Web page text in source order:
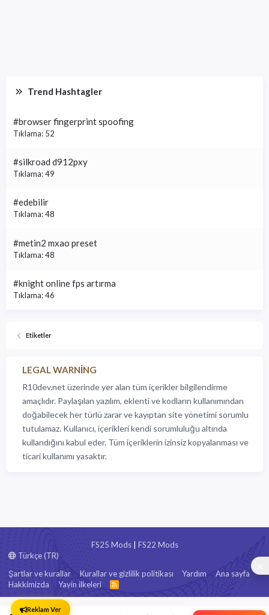
Trend Hashtagler
#browser fingerprint spoofing
Tıklama: 52
#silkroad d912pxy
Tıklama: 49
#edebilir
Tıklama: 48
#metin2 mxao preset
Tıklama: 48
#knight online fps artırma
Tıklama: 46
Etiketler
LEGAL WARNING
R10dev.net üzerinde yer alan tüm içerikler bilgilendirme
amaçlıdır. Paylaşılan yazılım, eklenti ve kodların kullanımından
doğabilecek her türlü zarar ve kayıptan site yönetimi sorumlu
tutulamaz. Kullanıcı, içerikleri kendi sorumluluğu altında
kullandığını kabul eder. Tüm içeriklerin izinsiz kopyalanması ve
ticari kullanımı yasaktır.
FS25 Mods| FS22 Mods
Türkçe (TR)
Şartlar ve kurallar
Kurallar ve gizlilik politikası Yardım
Ana sayfa
Hakkimizda
Yayin ilkeleri
R
Reklam Ver